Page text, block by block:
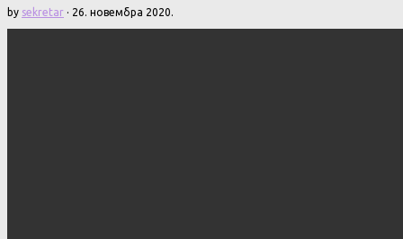
by sekretar · 26. новембра 2020.